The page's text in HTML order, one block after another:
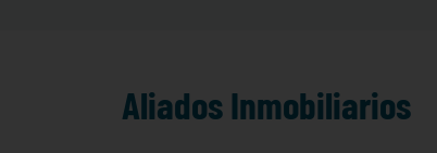
Aliados Inmobiliarios